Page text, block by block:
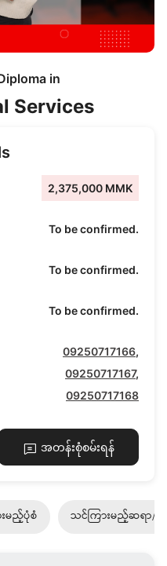
in
Services
2,375,000 MMK
To be confirmed.
To be confirmed.
To be confirmed.
09250717166,
09250717167,
09250717168
အတန်းစုံစမ်းရန်
မည့်ပုံစံ သင်ကြားမည့်ဆရာ/ဆရ